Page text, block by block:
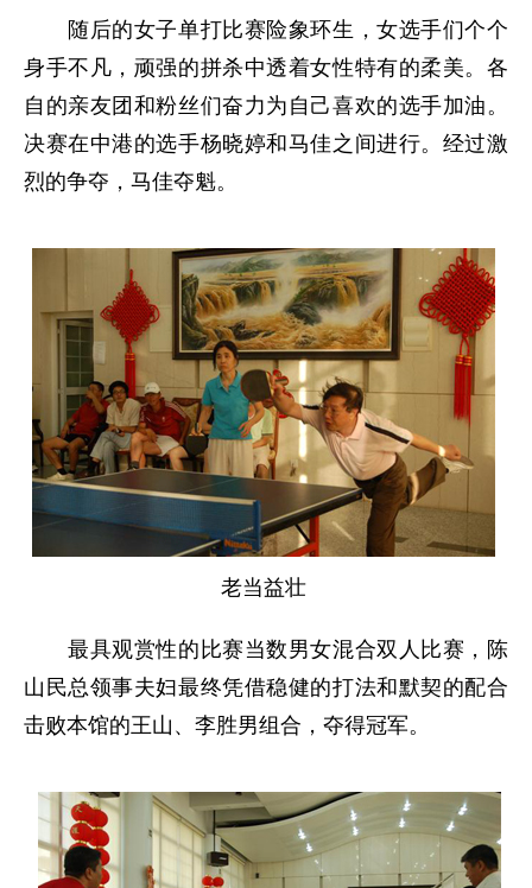
随后的女子单打比赛险象环生，女选手们个个
身手不凡，顽强的拼杀中透着女性特有的柔美。各
自的亲友团和粉丝们奋力为自己喜欢的选手加油。
决赛在中港的选手杨晓婷和马佳之间进行。经过激
烈的争夺，马佳夺魁。
老当益壮
最具观赏性的比赛当数男女混合双人比赛，陈
山民总领事夫妇最终凭借稳健的打法和默契的配合
击败本馆的王山、李胜男组合，夺得冠军。